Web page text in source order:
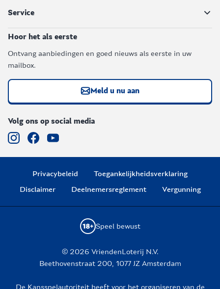
Service
Hoor het als eerste
Ontvang aanbiedingen en goed nieuws als eerste in uw
mailbox.
Meld u nu aan
Volg ons op social media
Privacybeleid
Toegankelijkheidsverklaring
Disclaimer
Deelnemersreglement Vergunning
Speel bewust
© 2026 VriendenLoterij N.V.
Beethovenstraat 200, 1077 JZ Amsterdam
De Kansspelautoriteit heeft voor het organiseren van de